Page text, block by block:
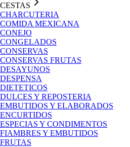
CESTAS
CHARCUTERIA
COMIDA MEXICANA
CONEJO
CONGELADOS
CONSERVAS
CONSERVAS FRUTAS
DESAYUNOS
DESPENSA
DIETETICOS
DULCES Y REPOSTERIA
EMBUTIDOS Y ELABORADOS
ENCURTIDOS
ESPECIAS Y CONDIMENTOS
FIAMBRES Y EMBUTIDOS
FRUTAS